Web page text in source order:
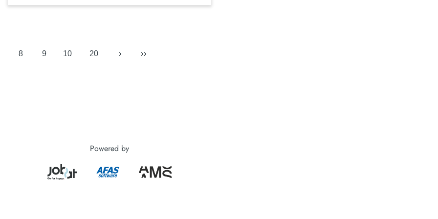
8 9 10 20 › ››
Powered by